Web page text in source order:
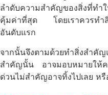
ลำดับความสำคัญของสิ่งที่ทำ
คุ้มค่าที่สุด โดยเราควรทำสิ่
อันดับแรก
จากนั้นจึงตามด้วยทำสิ่งสำคัญ
สำคัญนั้น อาจมอบหมายให้
ด่วนไม่สำคัญอาจทิ้งไปเลย หรื